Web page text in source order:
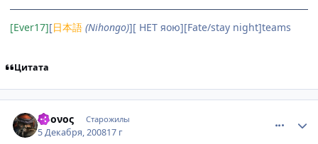
[Ever17][日本語 (Nihongo)][ НЕТ яою][Fate/stay night]teams
Цитата
Χρονος Старожилы
5 Декабря, 200817 г